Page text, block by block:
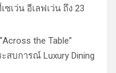
เว่น อีเลฟเว่น ถึง 23
the Table”
บการณ์ Luxury Dining